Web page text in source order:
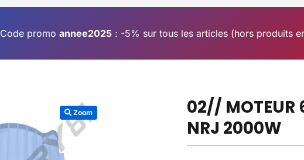
Code promoannee2025 : -5% sur tous les articles (hors produits
Zoom
02// MOTEUR
NRJ 2000W